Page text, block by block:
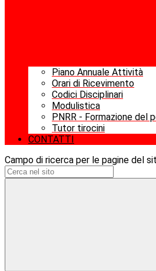
Piano Annuale Attività
Orari di Ricevimento
Codici Disciplinari
Modulistica
PNRR - Formazione del
Tutor tirocini
CONTATTI
Campo di ricerca per le pagine del